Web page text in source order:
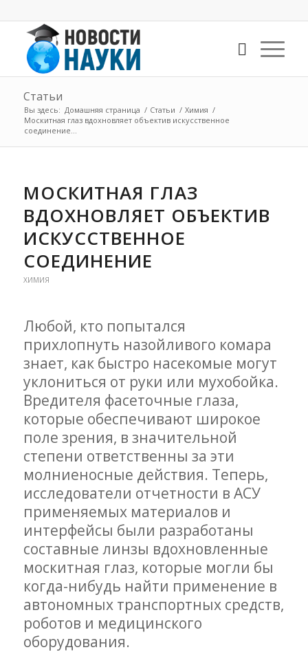
Статьи
Вы здесь: Домашняя страница / Статьи / Химия /
Москитная глаз вдохновляет объектив искусственное
соединение...
МОСКИТНАЯ ГЛАЗ
ВДОХНОВЛЯЕТ ОБЪЕКТИВ
ИСКУССТВЕННОЕ
СОЕДИНЕНИЕ
ХИМИЯ
Любой, кто попытался
прихлопнуть назойливого комара
знает, как быстро насекомые могут
уклониться от руки или мухобойка.
Вредителя фасеточные глаза,
которые обеспечивают широкое
поле зрения, в значительной
степени ответственны за эти
молниеносные действия. Теперь,
исследователи отчетности в АСУ
применяемых материалов и
интерфейсы были разработаны
составные линзы вдохновленные
москитная глаз, которые могли бы
когда-нибудь найти применение в
автономных транспортных средств,
роботов и медицинского
оборудования.